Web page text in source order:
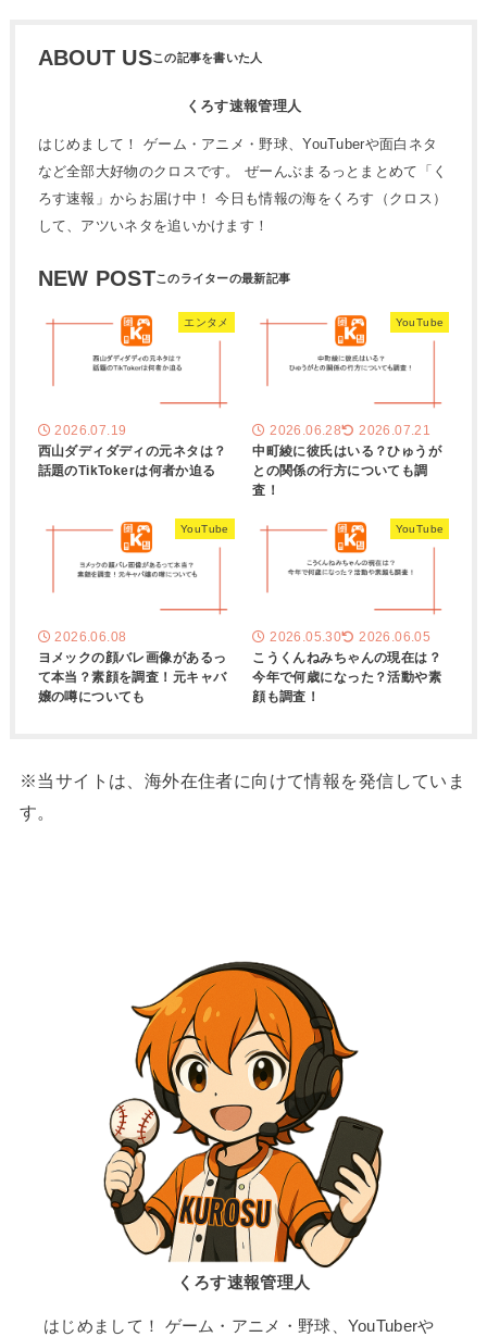
ABOUT US
くろす速報管理人
はじめまして！ ゲーム・アニメ・野球、YouTuberや面白ネタ
など全部大好物のクロスです。 ぜーんぶまるっとまとめて「く
ろす速報」からお届け中！ 今日も情報の海をくろす（クロス）
して、アツいネタを追いかけます！
NEW POST
エンタメ
2026.07.19
西山ダディダディの元ネタは？
話題のTikTokerは何者か迫る
YouTube
2026.06.28 2026.07.21
中町綾に彼氏はいる？ひゅうが
との関係の行方についても調
査！
YouTube
2026.06.08
ヨメックの顔バレ画像があるっ
て本当？素顔を調査！元キャバ
嬢の噂についても
YouTube
2026.05.30 2026.06.05
こうくんねみちゃんの現在は？
今年で何歳になった？活動や素
顔も調査！
※当サイトは、海外在住者に向けて情報を発信していま
す。
くろす速報管理人
はじめまして！ ゲーム・アニメ・野球、YouTuberや